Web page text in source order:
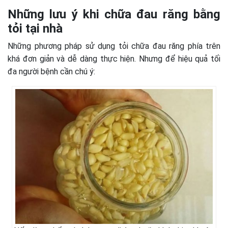
Những lưu ý khi chữa đau răng bằng
tỏi tại nhà
Những phương pháp sử dụng tỏi chữa đau răng phía trên
khá đơn giản và dễ dàng thực hiện. Nhưng để hiệu quả tối
đa người bệnh cần chú ý: